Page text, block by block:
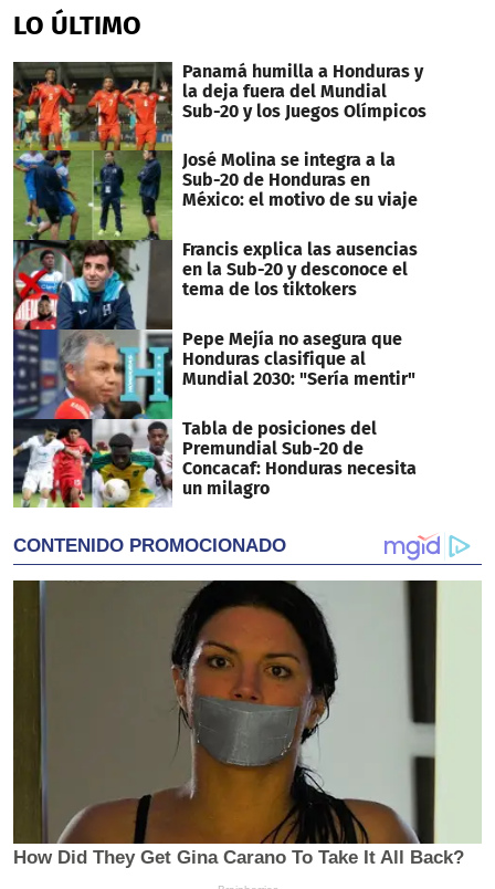
LO ÚLTIMO
Panamá humilla a Honduras y
la deja fuera del Mundial
Sub-20 y los Juegos Olímpicos
José Molina se integra a la
Sub-20 de Honduras en
México: el motivo de su viaje
Francis explica las ausencias
en la Sub-20 y desconoce el
tema de los tiktokers
Pepe Mejía no asegura que
Honduras clasifique al
Mundial 2030: "Sería mentir"
Tabla de posiciones del
Premundial Sub-20 de
Concacaf: Honduras necesita
un milagro